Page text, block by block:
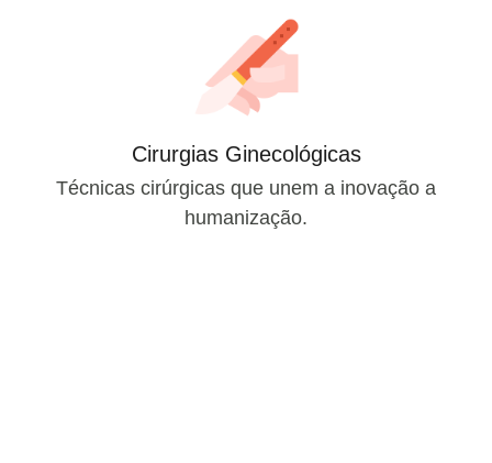
Cirurgias Ginecológicas
Técnicas cirúrgicas que unem a inovação a
humanização.